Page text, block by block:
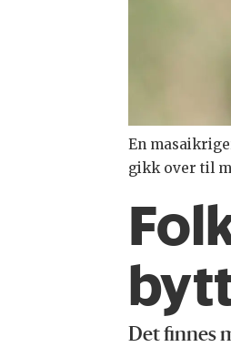
En
gikk over til
Det finnes